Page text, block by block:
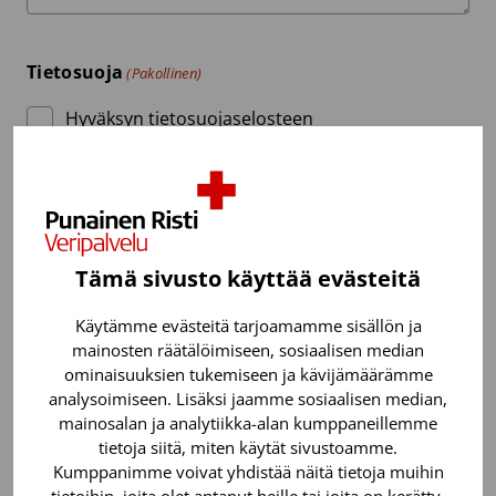
Tämä sivusto käyttää evästeitä
Käytämme evästeitä tarjoamamme sisällön ja
mainosten räätälöimiseen, sosiaalisen median
ominaisuuksien tukemiseen ja kävijämäärämme
analysoimiseen. Lisäksi jaamme sosiaalisen median,
mainosalan ja analytiikka-alan kumppaneillemme
tietoja siitä, miten käytät sivustoamme.
Kumppanimme voivat yhdistää näitä tietoja muihin
Tietosuoja (Pakollinen)
Hyväksyn tietosuojaselosteen
Veripalvelun viestintärekisteriin tallennetaan Veripalvelun
viestintäkanavissa ja –aineistoissa esiintyvien henkilöiden
yhteystietoja, kertomuksia ja haastatteluja, kuvia sekä videoita.
Miksi tietojani kerätään?
Tietoja käytetään viestintäaineistojen toteutukseen, esimerkiksi
Veripalvelun julkaisuissa ja verkkokanavissa. Niiden avulla
kerrotaan esimerkiksi verenluovutustoiminnan ja
Kantasolurekisterin merkityksestä potilaiden hoidolle. Tiedot
saadaan rekisteröidyltä itseltään ja niiden keräämisestä,
tallentamisesta ja julkaisusta sovitaan aina tapauskohtaisesti
rekisteröidyn kanssa. Tietojen antaminen on vapaaehtoista ja
perustuu suostumukseen.
Mitä tietoja minusta kerätään?
Keräämme viestintäaineistoissamme esiintyvästä henkilöstä
Roskapostin estäminen (Pakollinen)